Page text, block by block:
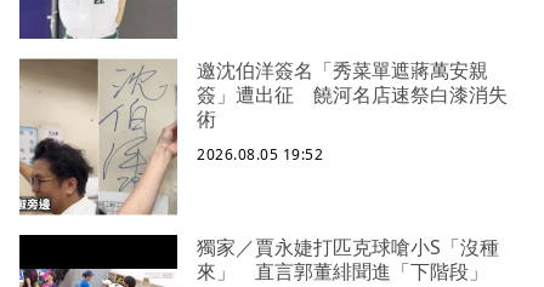
邀沈伯洋簽名「秀菜單遮蔣萬安親
簽」遭出征 饒河名店速祭白漆消失
術
2026.08.05 19:52
獨家／賈永婕打匹克球嗆小S「沒種
來」 直言郭董緋聞進「下階段」